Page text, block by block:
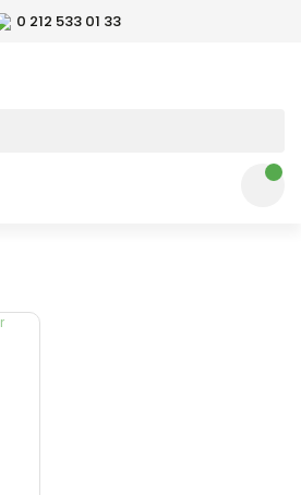
0 212 533 01 33